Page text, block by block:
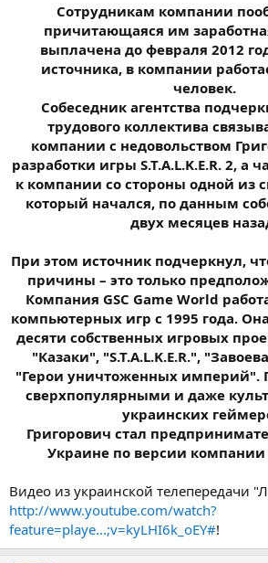
Сотрудникам компании
причитающаяся им
выплачена до февраля 2012
источника, в компании
человек.
Собеседник агентства
трудового коллектива
компании с недовольством
разработки игры S.T.A.L.K.E.R. 2, а
к компании со стороны одной из
который начался, по данным
двух месяцев
При этом источник подчеркнул,
причины – это только
Компания GSC Game World
компьютерных игр с 1995 года.
десяти собственных игровых
"Казаки", "S.T.A.L.K.E.R.",
"Герои уничтоженных империй".
сверхпопулярными и даже
украинских
Григорович стал
Украине по версии компании
Видео из украинской телепередачи
http://www.youtube.com/watch?
feature=playe...;v=kyLHI6k_oEY#!